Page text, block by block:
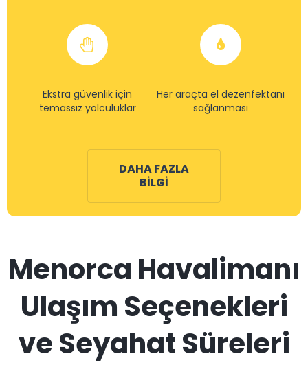
Ekstra güvenlik için
temassız yolculuklar
Her araçta el dezenfektanı
sağlanması
DAHA FAZLA
BILGI
Menorca Havalimanı
Ulaşım Seçenekleri
ve Seyahat Süreleri